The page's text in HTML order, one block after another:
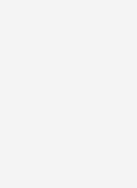
mit
vorsichtigem
schwach
die Konjunktur